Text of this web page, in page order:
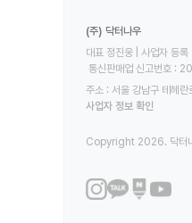
(주) 닥터나우
대표 정진웅 | 사업자
통신판매업 신고번호
주소 : 서울 강남구 테헤
사업자 정보 확인
Copyright 2026. 닥터